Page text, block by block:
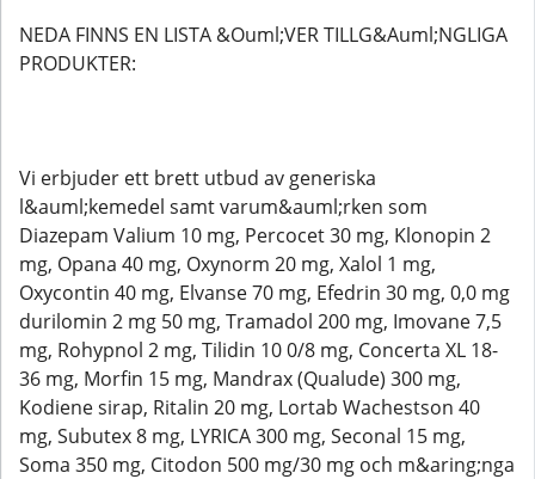
NEDA FINNS EN LISTA &Ouml;VER TILLG&Auml;NGLIGA
PRODUKTER:
Vi erbjuder ett brett utbud av generiska
l&auml;kemedel samt varum&auml;rken som
Diazepam Valium 10 mg, Percocet 30 mg, Klonopin 2
mg, Opana 40 mg, Oxynorm 20 mg, Xalol 1 mg,
Oxycontin 40 mg, Elvanse 70 mg, Efedrin 30 mg, 0,0 mg
durilomin 2 mg 50 mg, Tramadol 200 mg, Imovane 7,5
mg, Rohypnol 2 mg, Tilidin 10 0/8 mg, Concerta XL 18-
36 mg, Morfin 15 mg, Mandrax (Qualude) 300 mg,
Kodiene sirap, Ritalin 20 mg, Lortab Wachestson 40
mg, Subutex 8 mg, LYRICA 300 mg, Seconal 15 mg,
Soma 350 mg, Citodon 500 mg/30 mg och m&aring;nga